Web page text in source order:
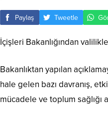
Paylaş Tweetle
İçişleri Bakanlığından
Bakanlıktan yapılan
hale gelen bazı davranış,
mücadele ve toplum sağlığı